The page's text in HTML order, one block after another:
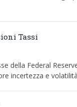
Tassi
della Federal
incertezza e